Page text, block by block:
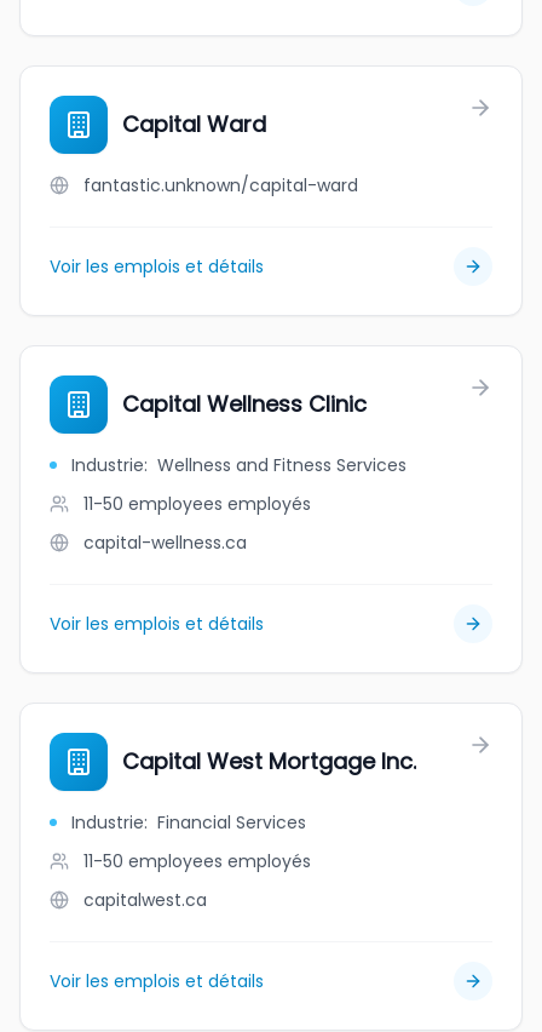
Capital Ward
fantastic.unknown/capital-ward
Voir les emplois et détails
Capital Wellness Clinic
Industrie: Wellness and Fitness Services
11-50 employees employés
capital-wellness.ca
Voir les emplois et détails
Capital West Mortgage Inc.
Industrie: Financial Services
11-50 employees employés
capitalwest.ca
Voir les emplois et détails